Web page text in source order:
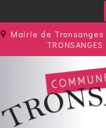
Mairie de
TRONSANGES